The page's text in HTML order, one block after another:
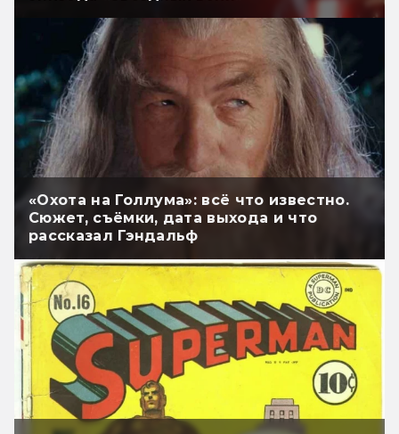
«Охота на Голлума»: всё что известно.
Сюжет, съёмки, дата выхода и что
рассказал Гэндальф